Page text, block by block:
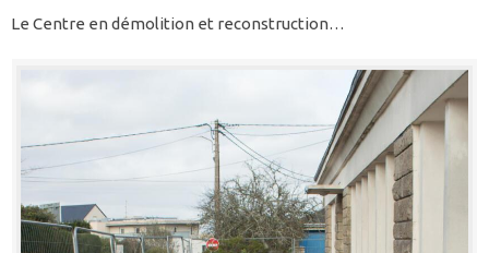
Le Centre en démolition et reconstruction…